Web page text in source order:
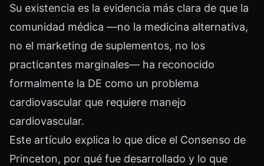
Su existencia es la evidencia más clara de que la
comunidad médica —no la medicina alternativa,
no el marketing de suplementos, no los
practicantes marginales— ha reconocido
formalmente la DE como un problema
cardiovascular que requiere manejo
cardiovascular.
Este artículo explica lo que dice el Consenso de
Princeton, por qué fue desarrollado y lo que